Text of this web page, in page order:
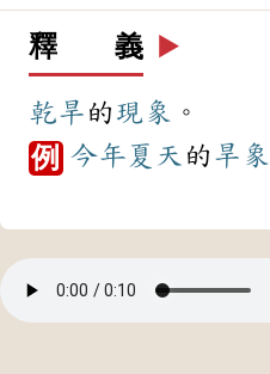
釋 義 ▶️
乾旱 的 現象 。
例 今年 夏天 的 旱象